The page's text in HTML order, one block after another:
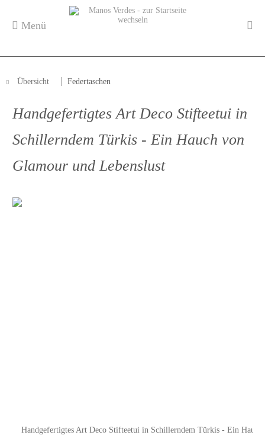
Menü
Übersicht Federtaschen
Handgefertigtes Art Deco Stifteetui in
Schillerndem Türkis - Ein Hauch von
Glamour und Lebenslust
Handgefertigtes Art Deco Stifteetui in Schillerndem Türkis - Ein Hauch